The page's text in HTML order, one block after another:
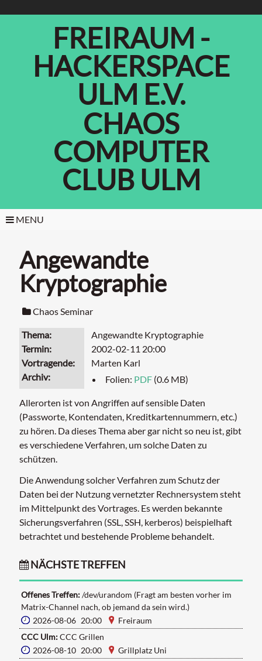
FREIRAUM -
HACKERSPACE
ULM E.V.
CHAOS
COMPUTER
CLUB ULM
MENU
Angewandte
Kryptographie
Chaos Seminar
Thema
Angewandte Kryptographie
Termin
2002-02-11 20:00
Vortragende
Marten Karl
Archiv
Folien: PDF (0.6 MB)
Allerorten ist von Angriffen auf sensible Daten
(Passworte, Kontendaten, Kreditkartennummern, etc.)
zu hören. Da dieses Thema aber gar nicht so neu ist, gibt
es verschiedene Verfahren, um solche Daten zu
schützen.
Die Anwendung solcher Verfahren zum Schutz der
Daten bei der Nutzung vernetzter Rechnersystem steht
im Mittelpunkt des Vortrages. Es werden bekannte
Sicherungsverfahren (SSL, SSH, kerberos) beispielhaft
betrachtet und bestehende Probleme behandelt.
NÄCHSTE TREFFEN
Offenes Treffen:/dev/urandom (Fragt am besten vorher im
Matrix-Channel nach, ob jemand da sein wird.)
2026-08-06 20:00
Freiraum
CCC Ulm:CCC Grillen
2026-08-10 20:00
Grillplatz Uni